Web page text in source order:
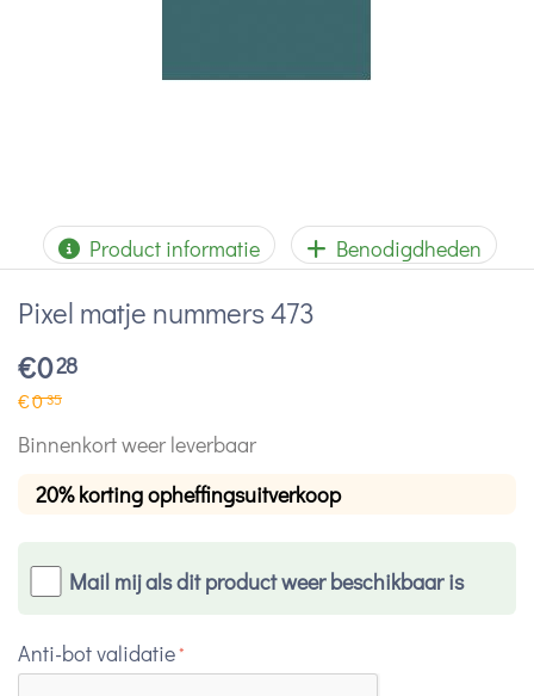
Product informatie Benodigdheden
Pixel matje nummers 473
€028
€035
Binnenkort weer leverbaar
20% korting opheffingsuitverkoop
Mail mij als dit product weer beschikbaar is
Anti-bot validatie